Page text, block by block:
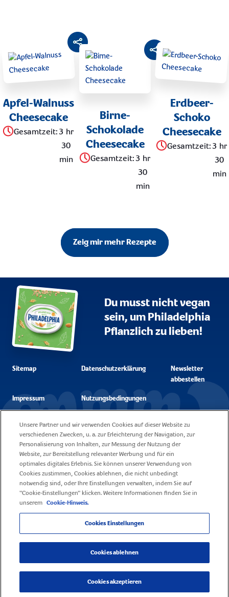
Apfel-Walnuss
Cheesecake
Gesamtzeit:3 hr
30
min
Birne-
Schokolade
Cheesecake
Gesamtzeit:3 hr
30
min
Erdbeer-
Schoko
Cheesecake
Gesamtzeit:3 hr
30
min
Zeig mir mehr Rezepte
Du musst nicht vegan
sein, um Philadelphia
Pflanzlich zu lieben!
Sitemap
Impressum
Unsere Cookie
Fragen
Datenschutzerklärung
Nutzungsbedingungen
Kontakt
Karriere
Newsletter
abbestellen
© 2026 Mondelez Deutschland Services GmbH & Co. KG / Mondelez Europe
Services GmbH Zweigniederlassung Österreich - Alle Rechte vorbehalten
Unsere Partner und wir verwenden Cookies auf dieser Website zu
verschiedenen Zwecken, u. a. zur Erleichterung der Navigation, zur
Personalisierung von Inhalten, zur Messung der Nutzung der
Website, zur Bereitstellung relevanter Werbung und für ein
optimales digitales Erlebnis. Sie können unserer Verwendung von
Cookies zustimmen, Cookies ablehnen, die nicht unbedingt
notwendig sind, oder Ihre Einstellungen verwalten, indem Sie auf
"Cookie-Einstellungen" klicken. Weitere Informationen finden Sie in
unserem
Cookie-Hinweis.
Cookies Einstellungen
Cookies ablehnen
Cookies akzeptieren